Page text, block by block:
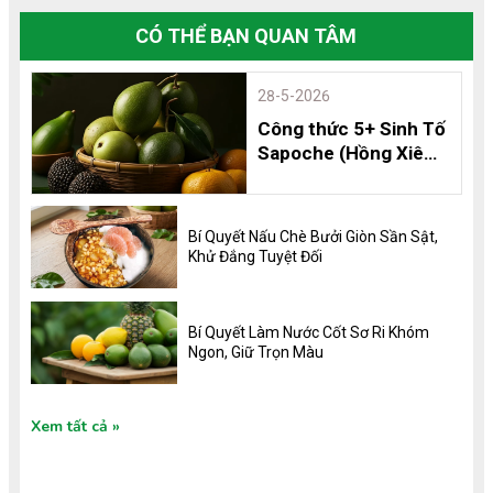
CÓ THỂ BẠN QUAN TÂM
28-5-2026
Công thức 5+ Sinh Tố
Sapoche (Hồng Xiêm)
Dưỡng và 8 Lợi Ích
Không Thể Bỏ Qua
Bí Quyết Nấu Chè Bưởi Giòn Sần Sật,
Khử Đắng Tuyệt Đối
Bí Quyết Làm Nước Cốt Sơ Ri Khóm
Ngon, Giữ Trọn Màu
Xem tất cả